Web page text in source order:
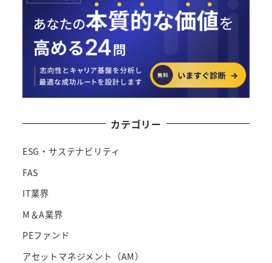
カテゴリー
ESG・サステナビリティ
FAS
IT業界
M＆A業界
PEファンド
アセットマネジメント（AM）